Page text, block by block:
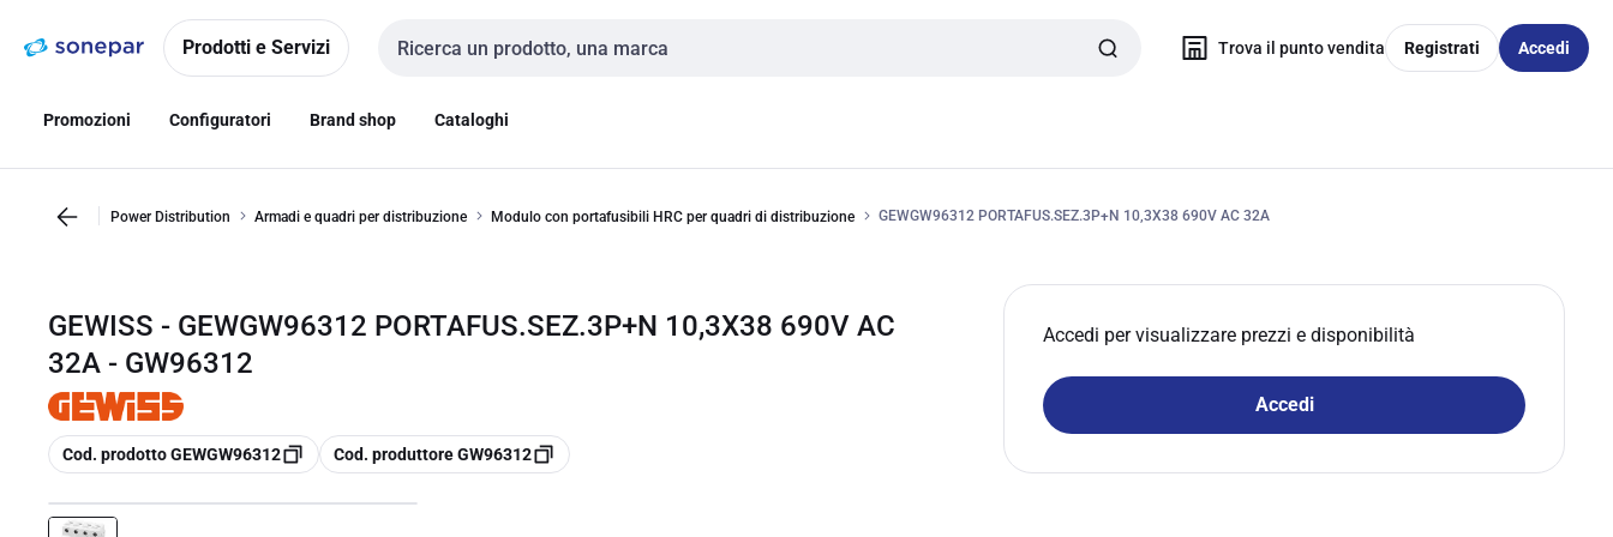
navigazionealla
Prodotti e Servizi
Cerca input
Trova il punto vendita Registrati Accedi
Promozioni Configuratori Brand shop Cataloghi
Power Distribution Armadi e quadri per distribuzione Modulo con portafusibili HRC per quadri di distribuzione GEWGW96312 PORTAFUS.SEZ.3P+N 10,3X38 690V AC 32A
GEWISS - GEWGW96312 PORTAFUS.SEZ.3P+N 10,3X38 690V AC
32A - GW96312
copia
Cod. prodotto GEWGW96312 copia
Cod. produttore GW96312
Accedi per visualizzare prezzi e disponibilità
Accedi